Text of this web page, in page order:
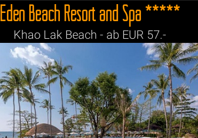
Eden Beach Resort and Spa *****
Khao Lak Beach - ab EUR 57.-